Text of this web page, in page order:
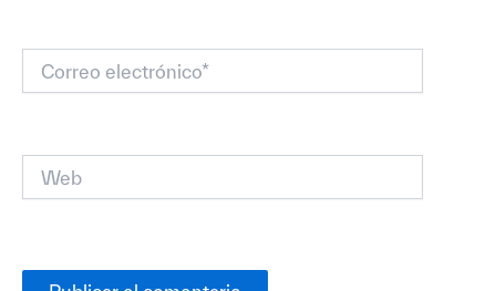
electrónico*